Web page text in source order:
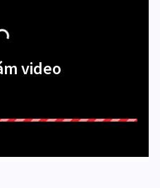
video